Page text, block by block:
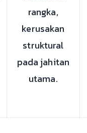
rangka,
kerusakan
struktural
pada jahitan
utama.